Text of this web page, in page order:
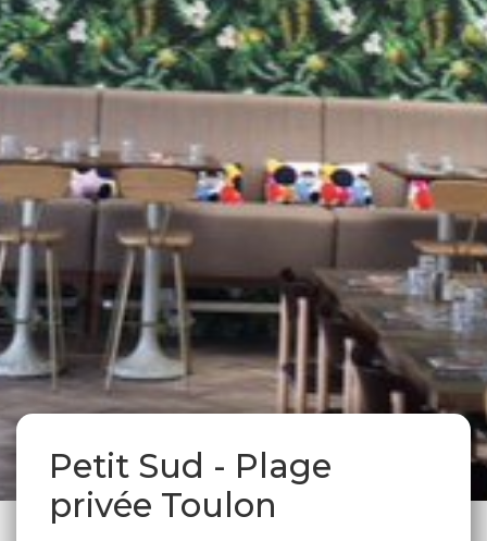
Petit Sud - Plage
privée Toulon